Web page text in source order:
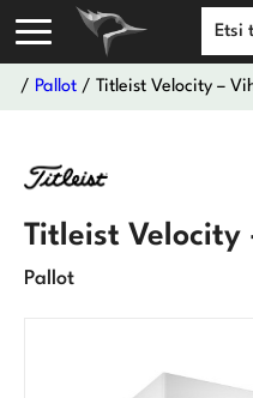
/ Pallot / Titleist Velocity –
Titleist
Pallot